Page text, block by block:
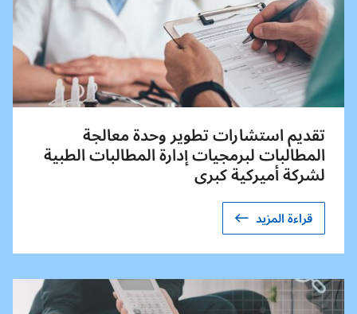
تقديم استشارات تطوير وحدة معالجة
المطالبات لبرمجيات إدارة المطالبات الطبية
لشركة أميركية كبرى
قراءة المزيد